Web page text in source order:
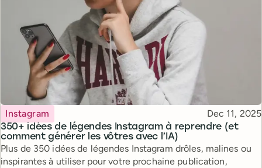
350+ idées de légendes Instagram à reprendre (et
comment générer les vôtres avec l’IA)
Topic
Instagram Published
Dec 11, 2025
Plus de 350 idées de légendes Instagram drôles, malines ou
inspirantes à utiliser pour votre prochaine publication,